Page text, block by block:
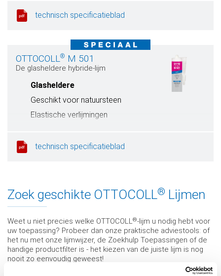
technisch specificatieblad
OTTOCOLL® M 501
De glasheldere hybride-lijm
Glasheldere
Geschikt voor natuursteen
Elastische verlijmingen
technisch specificatieblad
Zoek geschikte OTTOCOLL® Lijmen
Weet u niet precies welke OTTOCOLL®-lijm u nodig hebt voor
uw toepassing? Probeer dan onze praktische adviestools: of
het nu met onze lijmwijzer, de Zoekhulp Toepassingen of de
handige productfilter is - het kiezen van de juiste lijm is nog
nooit zo eenvoudig geweest!